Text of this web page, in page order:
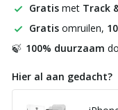
Gratismet Track
Gratisomruilen,
🍃 100% duurzaam
Hier al aan gedacht?